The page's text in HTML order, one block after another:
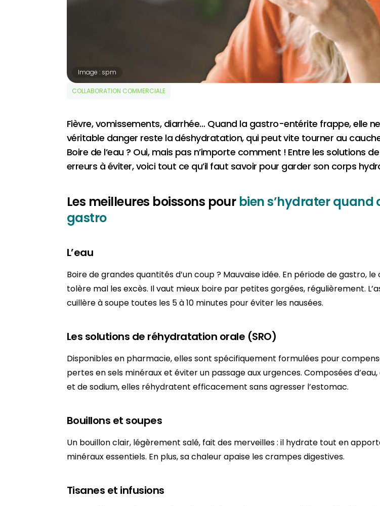
Image : spm
COLLABORATION COMMERCIALE
Fièvre, vomissements, diarrhée… Quand la gastro-entérite frappe, elle
véritable danger reste la déshydratation, qui peut vite tourner au
Boire de l’eau ? Oui, mais pas n’importe comment ! Entre les solutions
erreurs à éviter, voici tout ce qu’il faut savoir pour garder son corps
Les meilleures boissons pour bien s’hydrater quand
gastro
L’eau
Boire de grandes quantités d’un coup ? Mauvaise idée. En période de gastro, le
tolère mal les excès. Il vaut mieux boire par petites gorgées, régulièrement.
cuillère à soupe toutes les 5 à 10 minutes pour éviter les nausées.
Les solutions de réhydratation orale (SRO)
Disponibles en pharmacie, elles sont spécifiquement formulées pour
pertes en sels minéraux et éviter un passage aux urgences. Composées
et de sodium, elles réhydratent efficacement sans agresser l’estomac.
Bouillons et soupes
Un bouillon clair, légèrement salé, fait des merveilles : il hydrate tout en
minéraux essentiels. En plus, sa chaleur apaise les crampes digestives.
Tisanes et infusions